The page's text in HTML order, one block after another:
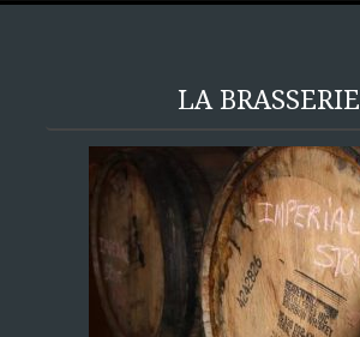
LA BRASSERIE